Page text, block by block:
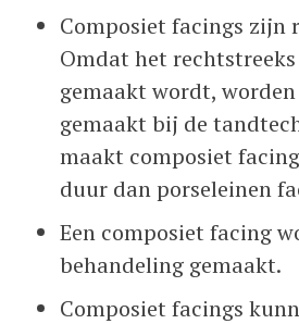
Composiet facings zijn
Omdat het
gemaakt wordt,
gemaakt bij de
maakt composiet
duur dan porseleinen
Een composiet facing
behandeling gemaakt.
Composiet facings